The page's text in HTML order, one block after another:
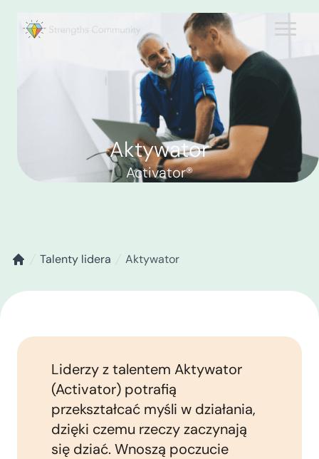
Aktywator
Activator®
Talenty lidera Aktywator
Liderzy z talentem Aktywator
(Activator) potrafią
przekształcać myśli w działania,
dzięki czemu rzeczy zaczynają
się dziać. Wnoszą poczucie